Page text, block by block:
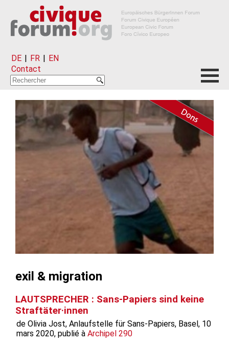
DE | FR | EN
Contact
exil & migration
LAUTSPRECHER : Sans-Papiers sind keine
Straftäter·innen
de Olivia Jost, Anlaufstelle für Sans-Papiers, Basel, 10
mars 2020, publié à Archipel 290